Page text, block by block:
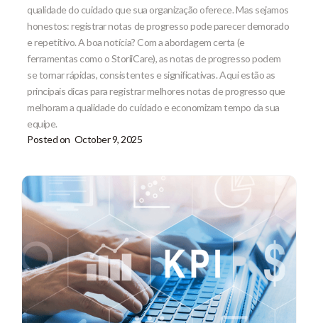
qualidade do cuidado que sua organização oferece. Mas sejamos
honestos: registrar notas de progresso pode parecer demorado
e repetitivo. A boa notícia? Com a abordagem certa (e
ferramentas como o StoriiCare), as notas de progresso podem
se tornar rápidas, consistentes e significativas. Aqui estão as
principais dicas para registrar melhores notas de progresso que
melhoram a qualidade do cuidado e economizam tempo da sua
equipe.
Posted on October 9, 2025